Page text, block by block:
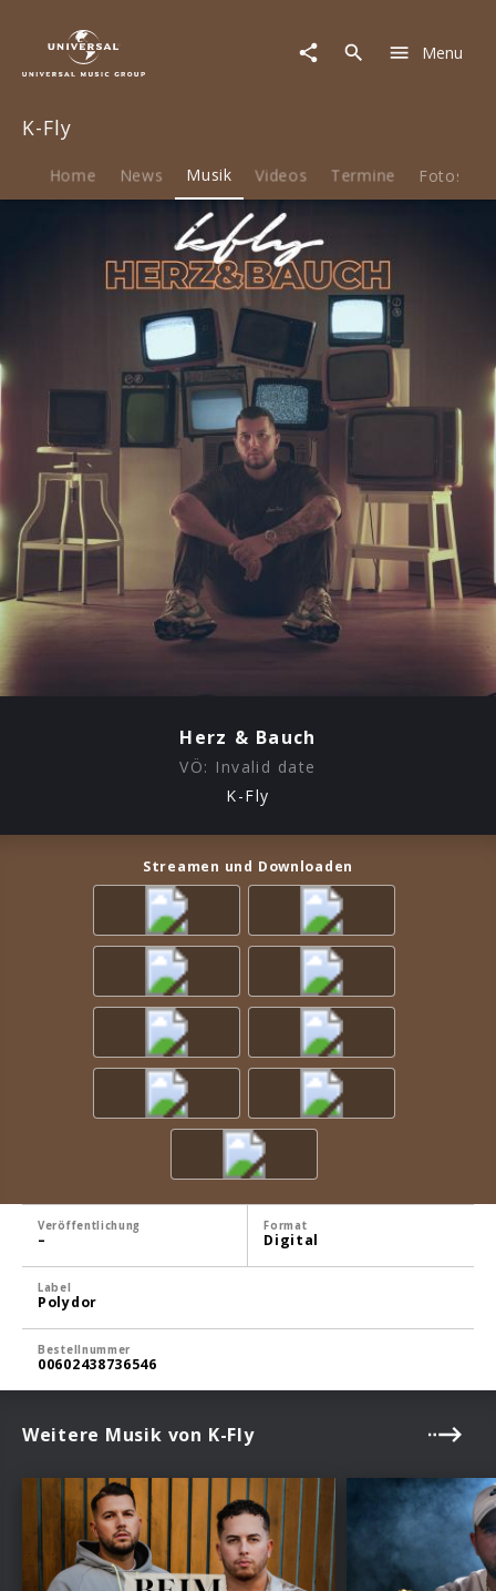
Musik
Herz
Menu
K-Fly
Home News Musik Videos Termine Fotos
Herz & Bauch
VÖ: Invalid date
K-Fly
Streamen und Downloaden
Veröffentlichung
–
Format
Digital
Label
Polydor
Bestellnummer
00602438736546
Weitere Musik von K-Fly